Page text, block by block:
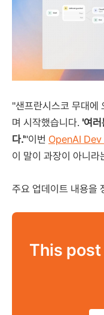
"샌프란시스코 무대에
며 시작했습니다. '여러
다.'"이번 OpenAI
이 말이 과장이 아니라
주요 업데이트 내용을
This